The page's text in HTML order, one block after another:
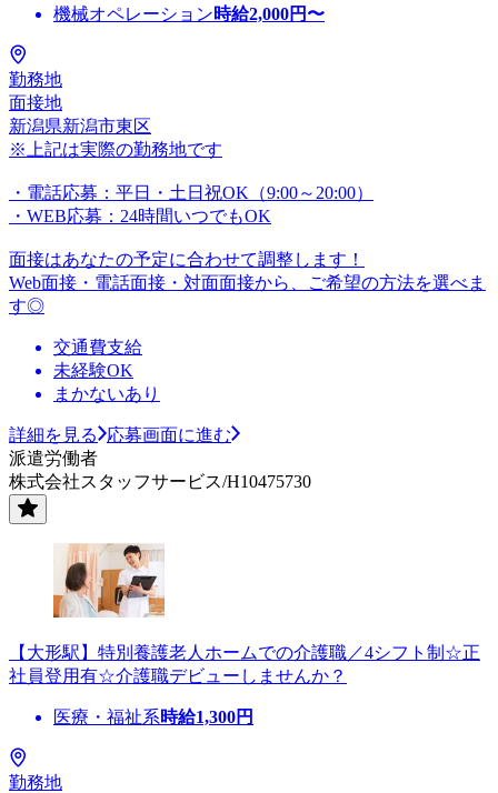
機械オペレーション時給2,000円〜
勤務地
面接地
新潟県新潟市東区
※上記は実際の勤務地です
・電話応募：平日・土日祝OK（9:00～20:00）
・WEB応募：24時間いつでもOK
面接はあなたの予定に合わせて調整します！
Web面接・電話面接・対面面接から、ご希望の方法を選べま
す◎
交通費支給
未経験OK
まかないあり
詳細を見る
応募画面に進む
派遣労働者
株式会社スタッフサービス/H10475730
【大形駅】特別養護老人ホームでの介護職／4シフト制☆正
社員登用有☆介護職デビューしませんか？
医療・福祉系時給1,300円
勤務地